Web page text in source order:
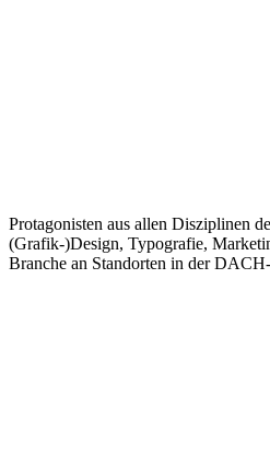
Protagonisten aus allen Disziplinen
(Grafik-)Design, Typografie,
Branche an Standorten in der